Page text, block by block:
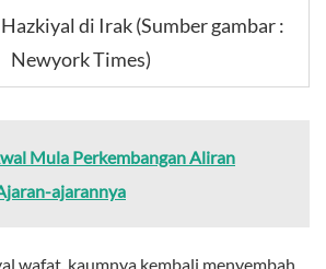
di Irak (Sumber gambar :
Newyork Times)
Mula Perkembangan Aliran
ajarannya
wafat, kaumnya kembali menyembah